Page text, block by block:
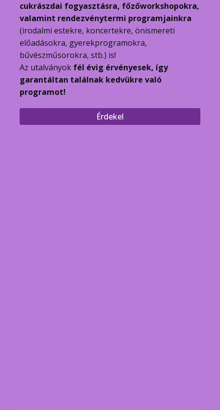
cukrászdai fogyasztásra, főzőworkshopokra,
valamint rendezvénytermi programjainkra
(irodalmi estekre, koncertekre, önismereti
előadásokra, gyerekprogramokra,
bűvészműsorokra, stb.) is!
Az utalványok fél évig érvényesek, így
garantáltan találnak kedvükre való
programot!
Érdekel